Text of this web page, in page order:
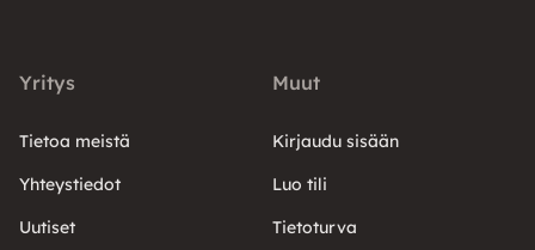
Yritys
Tietoa meistä
Yhteystiedot
Uutiset
Muut
Kirjaudu sisään
Luo tili
Tietoturva